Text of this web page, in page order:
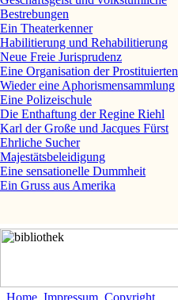
Bestrebungen
Ein Theaterkenner
Habilitierung und Rehabilitierung
Neue Freie Jurisprudenz
Eine Organisation der Prostituierten
Wieder eine Aphorismensammlung
Eine Polizeischule
Die Enthaftung der Regine Riehl
Karl der Große und Jacques Fürst
Ehrliche Sucher
Majestätsbeleidigung
Eine sensationelle Dummheit
Ein Gruss aus Amerika
Home Impressum Copyright